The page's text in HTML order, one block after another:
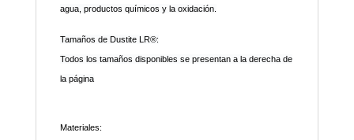
agua, productos químicos y la oxidación.
Tamaños de Dustite LR®:
Todos los tamaños disponibles se presentan a la derecha de
la página
Materiales: